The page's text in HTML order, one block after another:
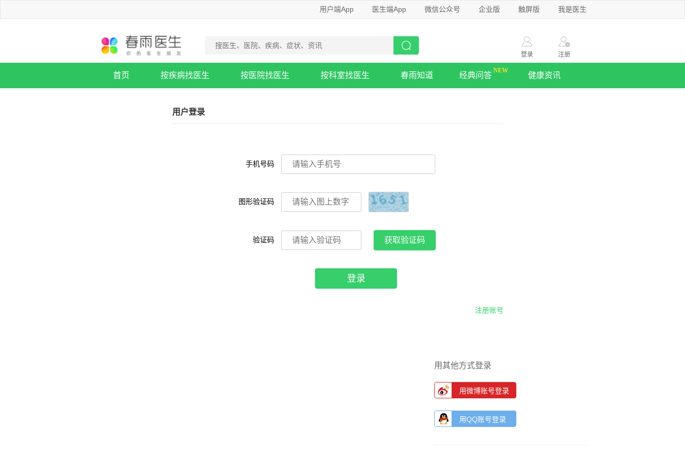
用户端App 医生端App 微信公众号 企业版 触屏版 我是医生
登录 注册
首页 按疾病找医生 按医院找医生 按科室找医生 春雨知道 经典问答 健康资讯
用户登录
手机号码
图形验证码
验证码 获取验证码
登录
注册账号
用其他方式登录
用微博账号登录
用QQ账号登录